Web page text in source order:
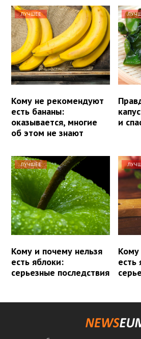
ЛУЧШЕЕ
Кому не рекомендуют
есть бананы:
оказывается, многие
об этом не знают
и
ЛУЧШЕЕ
Кому и почему нельзя
есть яблоки:
серьезные последствия
Кому
есть